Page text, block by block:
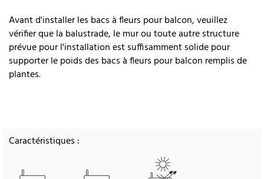
Avant d'installer les bacs à fleurs pour balcon, veuillez
vérifier que la balustrade, le mur ou toute autre structure
prévue pour l'installation est suffisamment solide pour
supporter le poids des bacs à fleurs pour balcon remplis de
plantes.
Caractéristiques :